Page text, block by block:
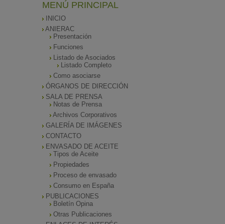
MENÚ PRINCIPAL
INICIO
ANIERAC
Presentación
Funciones
Listado de Asociados
Listado Completo
Como asociarse
ÓRGANOS DE DIRECCIÓN
SALA DE PRENSA
Notas de Prensa
Archivos Corporativos
GALERÍA DE IMÁGENES
CONTACTO
ENVASADO DE ACEITE
Tipos de Aceite
Propiedades
Proceso de envasado
Consumo en España
PUBLICACIONES
Boletín Opina
Otras Publicaciones